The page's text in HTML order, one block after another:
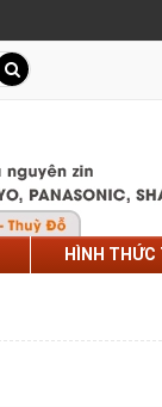
HÌNH THỨC